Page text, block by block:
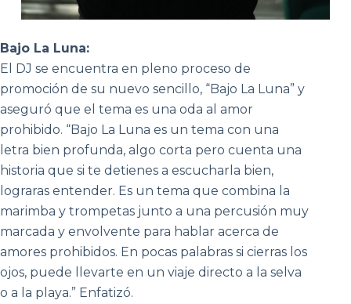
Bajo La Luna:
El DJ se encuentra en pleno proceso de
promoción de su nuevo sencillo, “Bajo La Luna” y
aseguró que el tema es una oda al amor
prohibido. “Bajo La Luna es un tema con una
letra bien profunda, algo corta pero cuenta una
historia que si te detienes a escucharla bien,
lograras entender. Es un tema que combina la
marimba y trompetas junto a una percusión muy
marcada y envolvente para hablar acerca de
amores prohibidos. En pocas palabras si cierras los
ojos, puede llevarte en un viaje directo a la selva
o a la playa.” Enfatizó.